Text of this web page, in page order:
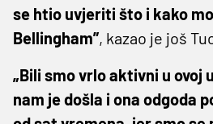
se htio uvjeriti što i kako
Bellingham”, kazao je još
„Bili smo vrlo aktivni u ovoj
nam je došla i ona odgoda